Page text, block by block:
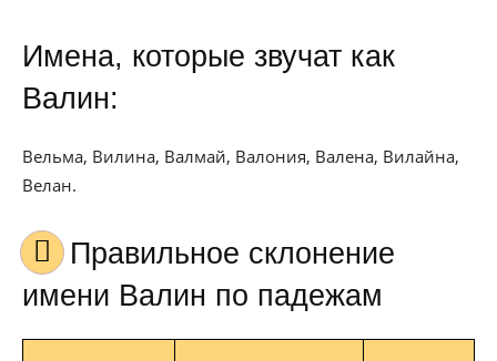
Имена, которые звучат как
Валин:
Вельма, Вилина, Валмай, Валония, Валена, Вилайна,
Велан.
Правильное склонение
имени Валин по падежам